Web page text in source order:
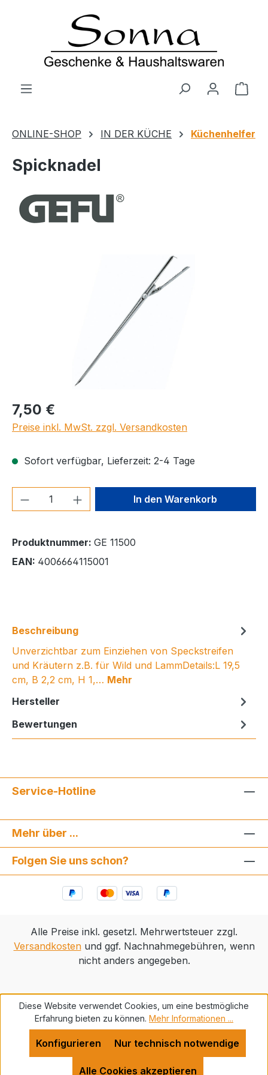
Zum Hauptinhalt springen
ONLINE-SHOP IN DER KÜCHE Küchenhelfer
Spicknadel
Regulärer Preis:
7,50 €
Preise inkl. MwSt. zzgl. Versandkosten
Sofort verfügbar, Lieferzeit: 2-4 Tage
Produkt Anzahl: Gib denIn den Warenkorb
Produktnummer: GE 11500
EAN: 4006664115001
Beschreibung
Unverzichtbar zum Einziehen von Speckstreifen
und Kräutern z.B. für Wild und LammDetails:L 19,5
cm, B 2,2 cm, H 1,… Mehr
Hersteller
Bewertungen
Service-Hotline
Mehr über ...
Folgen Sie uns schon?
Alle Preise inkl. gesetzl. Mehrwertsteuer zzgl.
Versandkostenund ggf. Nachnahmegebühren, wenn
nicht anders angegeben.
Diese Website verwendet Cookies, um eine bestmögliche
Erfahrung bieten zu können. Mehr Informationen ...
Nur technisch notwendige
Konfigurieren
Alle Cookies akzeptieren